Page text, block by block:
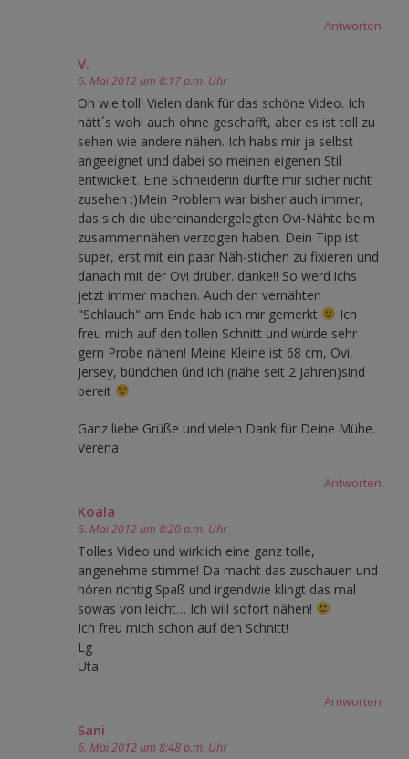
Antworten
V.
6. Mai 2012 um 8:17 p.m. Uhr
Oh wie toll! Vielen dank für das schöne Video. Ich
hätt´s wohl auch ohne geschafft, aber es ist toll zu
sehen wie andere nähen. Ich habs mir ja selbst
angeeignet und dabei so meinen eigenen Stil
entwickelt. Eine Schneiderin dürfte mir sicher nicht
zusehen ;)Mein Problem war bisher auch immer,
das sich die übereinandergelegten Ovi-Nähte beim
zusammennähen verzogen haben. Dein Tipp ist
super, erst mit ein paar Näh-stichen zu fixieren und
danach mit der Ovi drüber. danke!! So werd ichs
jetzt immer machen. Auch den vernähten
"Schlauch" am Ende hab ich mir gemerkt
Ich
freu mich auf den tollen Schnitt und würde sehr
gern Probe nähen! Meine Kleine ist 68 cm, Ovi,
Jersey, bündchen únd ich (nähe seit 2 Jahren)sind
bereit
Ganz liebe Grüße und vielen Dank für Deine Mühe.
Verena
Antworten
Koala
6. Mai 2012 um 8:20 p.m. Uhr
Tolles Video und wirklich eine ganz tolle,
angenehme stimme! Da macht das zuschauen und
hören richtig Spaß und irgendwie klingt das mal
sowas von leicht… Ich will sofort nähen!
Ich freu mich schon auf den Schnitt!
Lg
Uta
Antworten
Sani
6. Mai 2012 um 8:48 p.m. Uhr